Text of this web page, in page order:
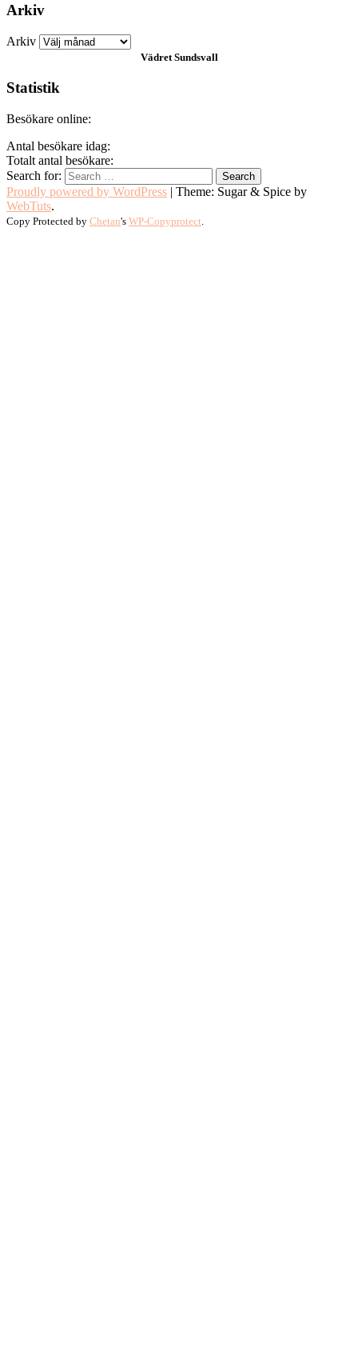
Arkiv
Arkiv
VädretSundsvall
Statistik
Besökare online:
Antal besökare idag:
Totalt antal besökare:
Search for:
Proudly powered by WordPress | Theme: Sugar & Spice by
WebTuts.
Copy Protected by Chetan's WP-Copyprotect.